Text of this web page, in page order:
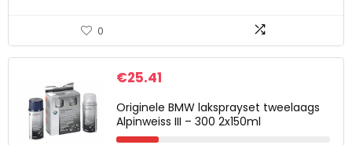
0
€25.41
Originele BMW laksprayset tweelaags
Alpinweiss III – 300 2x150ml